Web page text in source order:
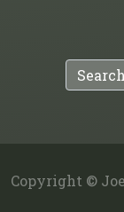
Copyright ©